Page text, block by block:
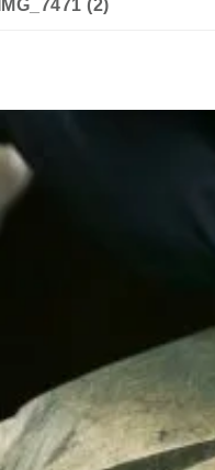
IMG_7471 (2)